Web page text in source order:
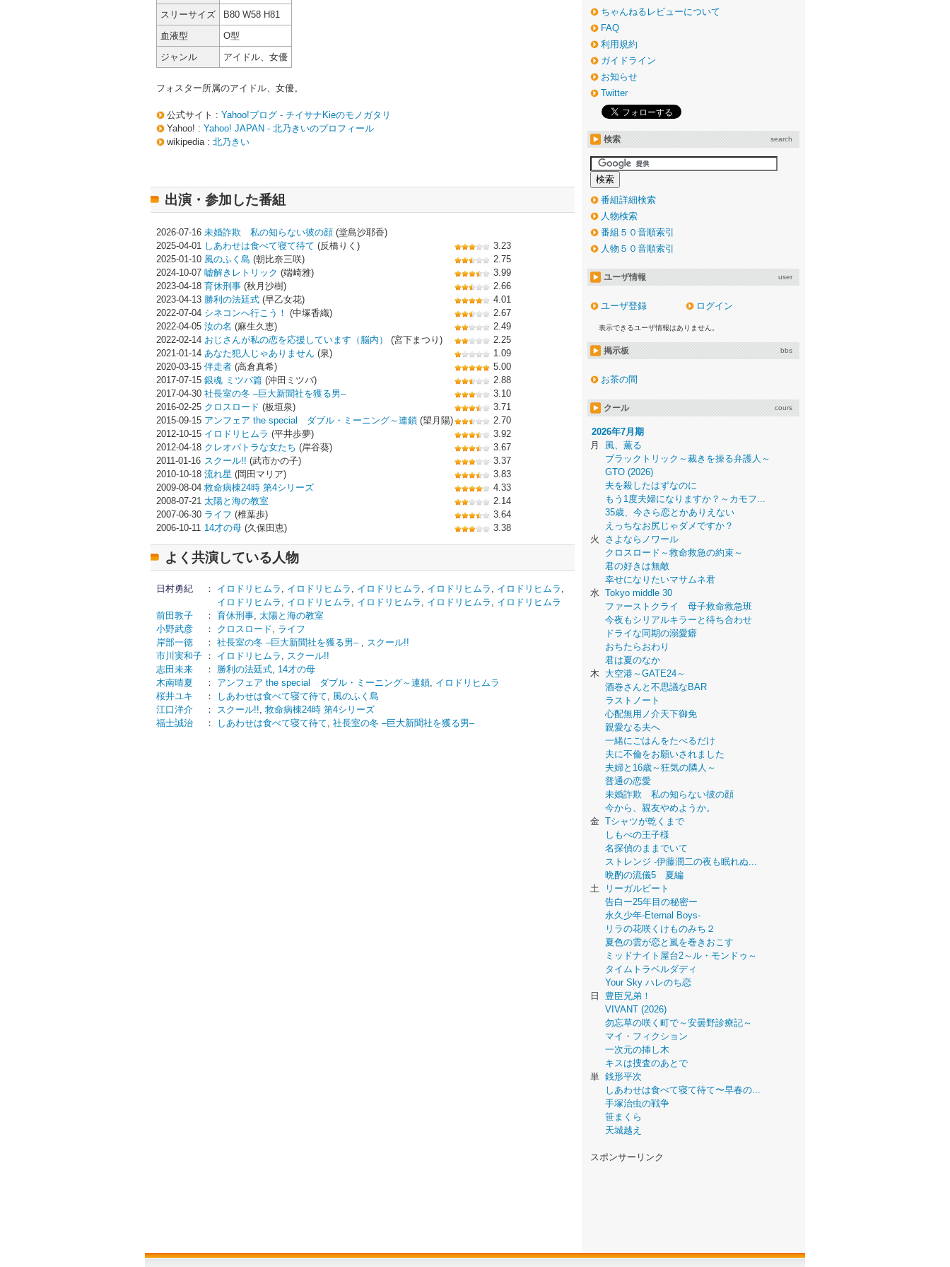
スリーサイズ
B80 W58 H81
血液型
O型
ジャンル
アイドル、女優
フォスター所属のアイドル、女優。
公式サイト : Yahoo!ブログ - チイサナKieのモノガタリ
Yahoo! : Yahoo! JAPAN - 北乃きいのプロフィール
wikipedia : 北乃きい
出演・参加した番組
2026-07-16 未婚詐欺 私の知らない彼の顔 (堂島沙耶香)
2025-04-01 しあわせは食べて寝て待て (反橋りく)
3.23
2025-01-10 風のふく島 (朝比奈三咲)
2.75
2024-10-07 嘘解きレトリック (端崎雅)
3.99
2023-04-18 育休刑事 (秋月沙樹)
2.66
2023-04-13 勝利の法廷式 (早乙女花)
4.01
2022-07-04 シネコンへ行こう！ (中塚香織)
2.67
2022-04-05 汝の名 (麻生久恵)
2.49
2022-02-14 おじさんが私の恋を応援しています（脳内） (宮下まつり)
2.25
2021-01-14 あなた犯人じゃありません (泉)
1.09
2020-03-15 伴走者 (高倉真希)
5.00
2017-07-15 銀魂 ミツバ篇 (沖田ミツバ)
2.88
2017-04-30 社長室の冬 ‒巨大新聞社を獲る男‒
3.10
2016-02-25 クロスロード (板垣泉)
3.71
2015-09-15 アンフェア the special ダブル・ミーニング～連鎖 (望月陽)
2.70
2012-10-15 イロドリヒムラ (平井歩夢)
3.92
2012-04-18 クレオパトラな女たち (岸谷葵)
3.67
2011-01-16 スクール!! (武市かの子)
3.37
2010-10-18 流れ星 (岡田マリア)
3.83
2009-08-04 救命病棟24時 第4シリーズ
4.33
2008-07-21 太陽と海の教室
2.14
2007-06-30 ライフ (椎葉歩)
3.64
2006-10-11 14才の母 (久保田恵) 3.38
よく共演している人物
日村勇紀 ： イロドリヒムラ , イロドリヒムラ , イロドリヒムラ , イロドリヒムラ , イロドリヒムラ ,
イロドリヒムラ , イロドリヒムラ , イロドリヒムラ , イロドリヒムラ , イロドリヒムラ
前田敦子
： 育休刑事, 太陽と海の教室
小野武彦
： クロスロード, ライフ
岸部一徳
： 社長室の冬 ‒巨大新聞社を獲る男‒ , スクール!!
市川実和子 ： イロドリヒムラ , スクール!!
志田未来
： 勝利の法廷式, 14才の母
木南晴夏
： アンフェア the special ダブル・ミーニング～連鎖, イロドリヒムラ
桜井ユキ
： しあわせは食べて寝て待て, 風のふく島
江口洋介
： スクール!!, 救命病棟24時 第4シリーズ
福士誠治
： しあわせは食べて寝て待て, 社長室の冬 ‒巨大新聞社を獲る男‒
ちゃんねるレビューについて
FAQ
利用規約
ガイドライン
お知らせ
Twitter
検索 search
番組詳細検索
人物検索
番組５０音順索引
人物５０音順索引
ユーザ情報 user
ユーザ登録 ログイン
表示できるユーザ情報はありません。
掲示板 bbs
お茶の間
クール cours
2026年7月期
月
風、薫る
ブラックトリック～裁きを操る弁護人～
GTO (2026)
夫を殺したはずなのに
もう1度夫婦になりますか？～カモフ...
35歳、今さら恋とかありえない
えっちなお尻じゃダメですか？
火
さよならノワール
クロスロード～救命救急の約束～
君の好きは無敵
幸せになりたいマサムネ君
水 Tokyo middle 30
ファーストクライ 母子救命救急班
今夜もシリアルキラーと待ち合わせ
ドライな同期の溺愛癖
おちたらおわり
君は夏のなか
木
大空港～GATE24～
酒巻さんと不思議なBAR
ラストノート
心配無用ノ介天下御免
親愛なる夫へ
一緒にごはんをたべるだけ
夫に不倫をお願いされました
夫婦と16歳～狂気の隣人～
普通の恋愛
未婚詐欺 私の知らない彼の顔
今から、親友やめようか。
金 Tシャツが乾くまで
しもべの王子様
名探偵のままでいて
ストレンジ -伊藤潤二の夜も眠れぬ...
晩酌の流儀5 夏編
土
リーガルビート
告白ー25年目の秘密ー
永久少年-Eternal Boys-
リラの花咲くけものみち２
夏色の雲が恋と嵐を巻きおこす
ミッドナイト屋台2～ル・モンドゥ～
タイムトラベルダディ
Your Sky ハレのち恋
日
豊臣兄弟！
VIVANT (2026)
勿忘草の咲く町で～安曇野診療記～
マイ・フィクション
一次元の挿し木
キスは捜査のあとで
単 銭形平次
しあわせは食べて寝て待て〜早春の...
手塚治虫の戦争
笹まくら
天城越え
スポンサーリンク